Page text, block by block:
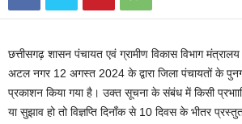
छत्तीसगढ़ शासन पंचायत एवं ग्रामीण विकास विभाग
अटल नगर 12 अगस्त 2024 के द्वारा जिला पंचायतों के
प्रकाशन किया गया है। उक्त सूचना के संबंध में किसी
या सुझाव हो तो विज्ञप्ति दिनाँक से 10 दिवस के भीतर